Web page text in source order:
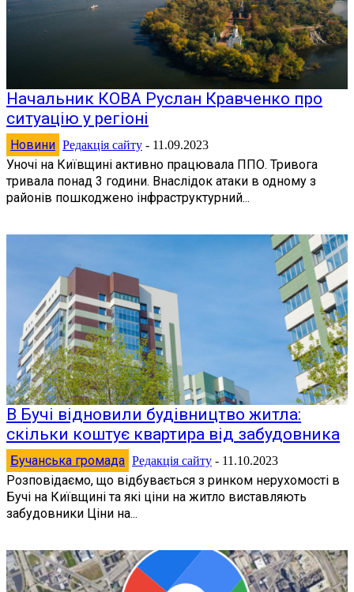
Начальник КОВА Руслан Кравченко про
ситуацію у регіоні
Новини Редакція сайту - 11.09.2023
Уночі на Київщині активно працювала ППО. Тривога
тривала понад 3 години. Внаслідок атаки в одному з
районів пошкоджено інфраструктурний...
В Бучі відновили будівництво житла:
скільки коштує квартира від забудовника
Бучанська громада Редакція сайту - 11.10.2023
Розповідаємо, що відбувається з ринком нерухомості в
Бучі на Київщині та які ціни на житло виставляють
забудовники Ціни на...